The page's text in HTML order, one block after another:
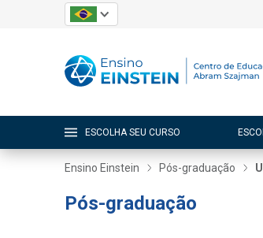
ESCOLHA SEU CURSO
Ensino Einstein Pós-graduação
Pós-graduação